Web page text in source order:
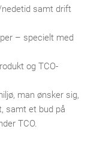
nedetid samt drift
– specielt med
og TCO-
man ønsker sig,
samt et bud på
TCO.